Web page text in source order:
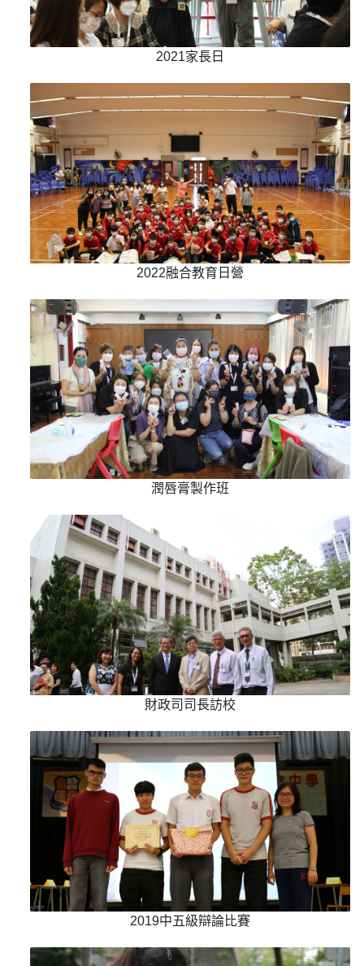
2021家長日
2022融合教育日營
潤唇膏製作班
財政司司長訪校
2019中五級辯論比賽